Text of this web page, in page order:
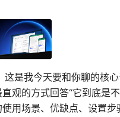
是我今天要和你聊的核
观的方式回答“它到底是
用场景、优缺点、设置步